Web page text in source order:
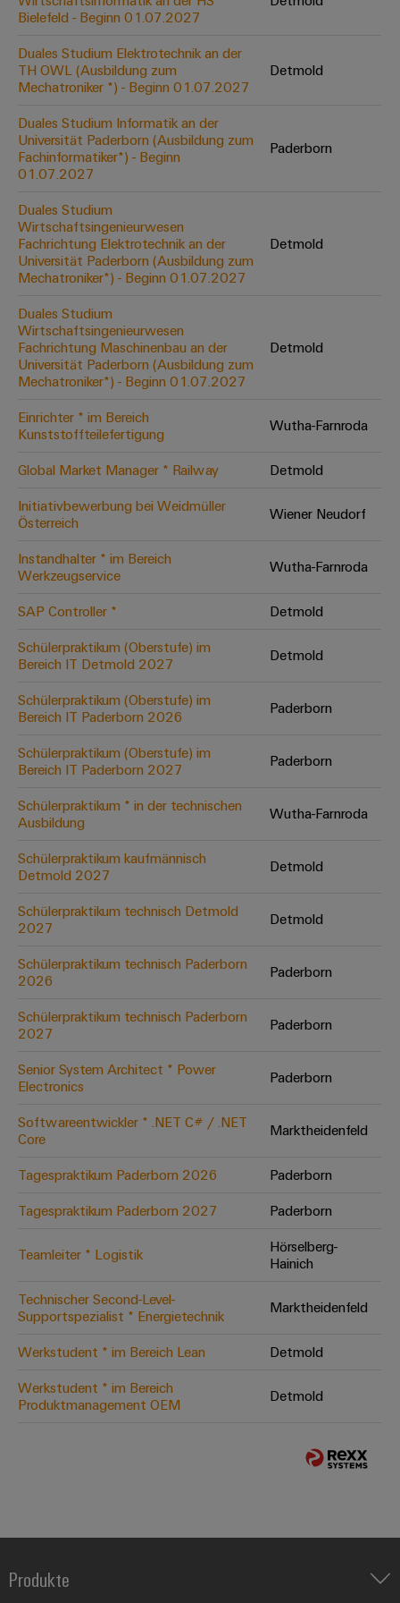
Abwasseraufbereitung
für
die
Wasser-
Abwasserindustrie
Wasserstoff
Wasserstoff
Schlüsseltechnologie
für
die
Energiewende
Effizienter
Betrieb
von
Windparks
Werkzeuge
Automaten
Software
Markierer
Industriedrucker
Cabinet
Infrastructure
Assemblierungsservice
Bestückte
Klemmenleisten
Modifizierte
und
bestückte
Kundenspezifische
Kabelkonfektionierung
Praxisnahe
Unsere Neuheiten
im Bereich
Digital
neuen Niveau
schnell
Bielefeld - Beginn 01.07.2027
Duales Studium Elektrotechnik an der
TH OWL (Ausbildung zum
Mechatroniker *) - Beginn 01.07.2027
Detmold
Duales Studium Informatik an der
Universität Paderborn (Ausbildung zum
Fachinformatiker*) - Beginn
01.07.2027
Paderborn
Duales Studium
Wirtschaftsingenieurwesen
Fachrichtung Elektrotechnik an der
Universität Paderborn (Ausbildung zum
Mechatroniker*) - Beginn 01.07.2027
Detmold
Duales Studium
Wirtschaftsingenieurwesen
Fachrichtung Maschinenbau an der
Universität Paderborn (Ausbildung zum
Mechatroniker*) - Beginn 01.07.2027
Detmold
Einrichter * im Bereich
Kunststoffteilefertigung
Wutha-Farnroda
Global Market Manager * Railway
Detmold
Initiativbewerbung bei Weidmüller
Österreich
Wiener Neudorf
Instandhalter * im Bereich
Werkzeugservice
Wutha-Farnroda
SAP Controller *
Detmold
Schülerpraktikum (Oberstufe) im
Bereich IT Detmold 2027
Detmold
Schülerpraktikum (Oberstufe) im
Bereich IT Paderborn 2026
Paderborn
Schülerpraktikum (Oberstufe) im
Bereich IT Paderborn 2027
Paderborn
Schülerpraktikum * in der technischen
Ausbildung
Wutha-Farnroda
Schülerpraktikum kaufmännisch
Detmold 2027
Detmold
Schülerpraktikum technisch Detmold
2027
Detmold
Schülerpraktikum technisch Paderborn
2026
Paderborn
Schülerpraktikum technisch Paderborn
2027
Paderborn
Senior System Architect * Power
Electronics
Paderborn
Softwareentwickler * .NET C# / .NET
Core
Marktheidenfeld
Tagespraktikum Paderborn 2026
Paderborn
Tagespraktikum Paderborn 2027
Paderborn
Teamleiter * Logistik
Hörselberg-
Hainich
Technischer Second-Level-
Supportspezialist * Energietechnik
Marktheidenfeld
Werkstudent * im Bereich Lean
Detmold
Werkstudent * im Bereich
Produktmanagement OEM
Detmold
Produkte